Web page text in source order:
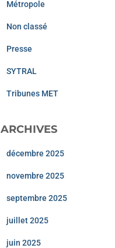
Métropole
Non classé
Presse
SYTRAL
Tribunes MET
ARCHIVES
décembre 2025
novembre 2025
septembre 2025
juillet 2025
juin 2025